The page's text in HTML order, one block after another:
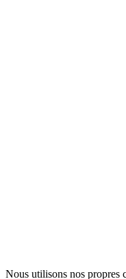
Nous utilisons nos propres